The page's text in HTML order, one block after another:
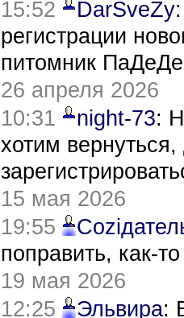
15:52
DarSveZy
регистрации
питомник
26 апреля 2026
10:31
night-73:
хотим
15 мая 2026
19:55
поправить, как-
19 мая 2026
12:25
Эльвира: